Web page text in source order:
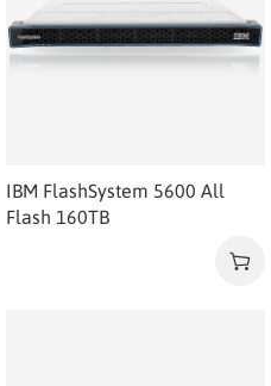
IBM FlashSystem 5600 All
Flash 160TB